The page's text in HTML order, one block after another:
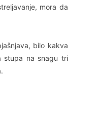
mora da
bilo kakva
stupa na snagu tri